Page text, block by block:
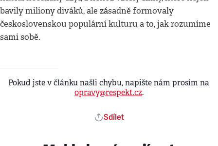
bavily miliony diváků, ale zásadně formovaly
československou populární kulturu a to, jak rozumíme
sami sobě.
Pokud jste v článku našli chybu, napište nám prosím na
opravy@respekt.cz.
Sdílet